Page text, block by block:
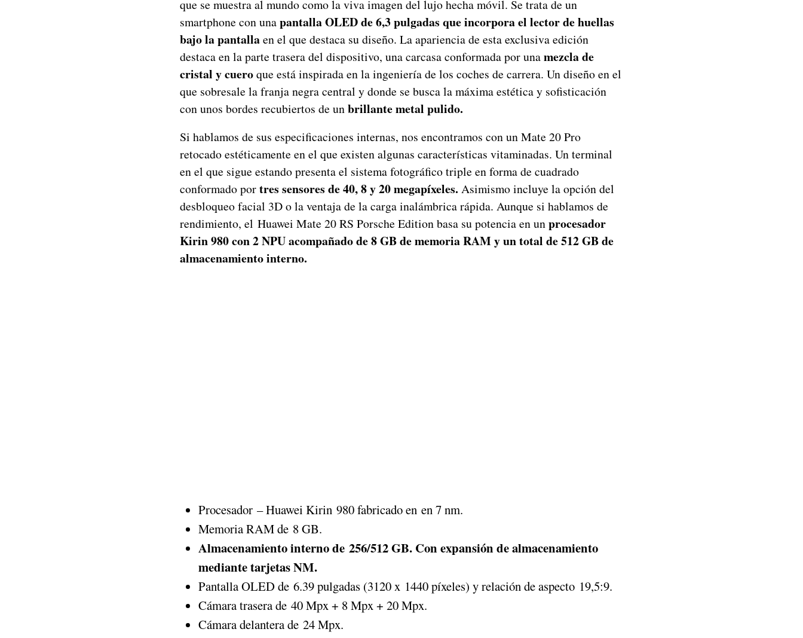
que se muestra al mundo como la viva imagen del lujo hecha móvil. Se trata de un
smartphone con unapantalla OLED de 6,3 pulgadas que incorpora el lector de huellas
bajo la pantallaen el que destaca su diseño. La apariencia de esta exclusiva edición
destaca en la parte trasera del dispositivo, una carcasa conformada por unamezcla de
cristal y cueroque está inspirada en la ingeniería de los coches de carrera. Un diseño en el
que sobresale la franja negra central y donde se busca la máxima estética y sofisticación
con unos bordes recubiertos de unbrillante metal pulido.
Si hablamos de sus especificaciones internas, nos encontramos con un Mate 20 Pro
retocado estéticamente en el que existen algunas características vitaminadas. Un terminal
en el que sigue estando presenta el sistema fotográfico triple en forma de cuadrado
conformado portres sensores de 40, 8 y 20 megapíxeles. Asimismo incluye la opción del
desbloqueo facial 3D o la ventaja de la carga inalámbrica rápida. Aunque si hablamos de
rendimiento, el Huawei Mate 20 RS Porsche Edition basa su potencia en unprocesador
Kirin 980 con 2 NPU acompañado de 8 GB de memoria RAM y un total de 512 GB de
almacenamiento interno.
Procesador – Huawei Kirin 980 fabricado en en 7 nm.
Memoria RAM de 8 GB.
Almacenamiento interno de 256/512 GB. Con expansión de almacenamiento
mediante tarjetas NM.
Pantalla OLED de 6.39 pulgadas (3120 x 1440 píxeles) y relación de aspecto 19,5:9.
Cámara trasera de 40 Mpx + 8 Mpx + 20 Mpx.
Cámara delantera de 24 Mpx.